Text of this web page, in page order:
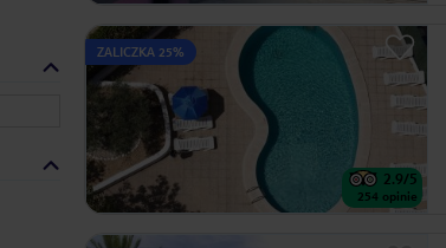
ZALICZKA 25%
2.9/5
254 opinie